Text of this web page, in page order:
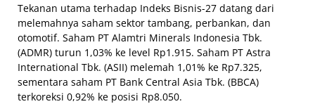
Tekanan utama terhadap Indeks Bisnis-27 datang dari
melemahnya saham sektor tambang, perbankan, dan
otomotif. Saham PT Alamtri Minerals Indonesia Tbk.
(ADMR) turun 1,03% ke level Rp1.915. Saham PT Astra
International Tbk. (ASII) melemah 1,01% ke Rp7.325,
sementara saham PT Bank Central Asia Tbk. (BBCA)
terkoreksi 0,92% ke posisi Rp8.050.